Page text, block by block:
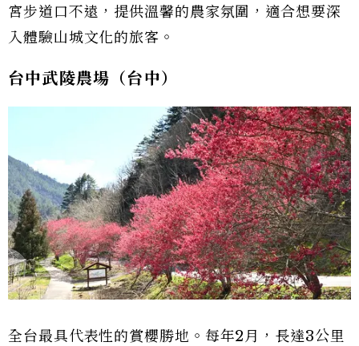
宮步道口不遠，提供溫馨的農家氛圍，適合想要深
入體驗山城文化的旅客。
台中武陵農場（台中）
全台最具代表性的賞櫻勝地。每年2月，長達3公里